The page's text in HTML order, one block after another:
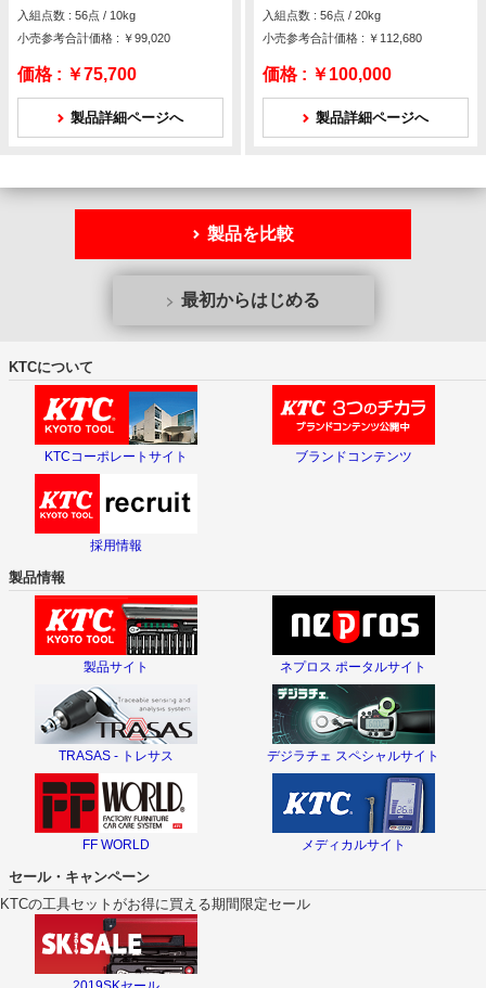
入組点数 : 56点 / 10kg
小売参考合計価格 : ￥99,020
価格 : ￥75,700
製品詳細ページへ
入組点数 : 56点 / 20kg
小売参考合計価格 : ￥112,680
価格 : ￥100,000
製品詳細ページへ
製品を比較
最初からはじめる
KTCについて
KTCコーポレートサイト ブランドコンテンツ
採用情報
製品情報
製品サイト ネプロス ポータルサイト
TRASAS - トレサス デジラチェ スペシャルサイト
FF WORLD メディカルサイト
セール・キャンペーン
KTCの工具セットがお得に買える期間限定セール